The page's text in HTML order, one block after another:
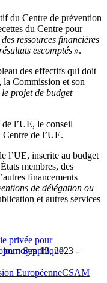
du Centre de prévention
du Centre pour
des ressources financières
escomptés ».
des effectifs qui doit
Commission et son
le projet de budget
l’UE, le conseil
de l’UE.
l’UE, inscrite au budget
membres, des
financements
de délégation ou
et autres services
privée pour
jour: Sep 12, 2023 -
EuropéenneCSAM